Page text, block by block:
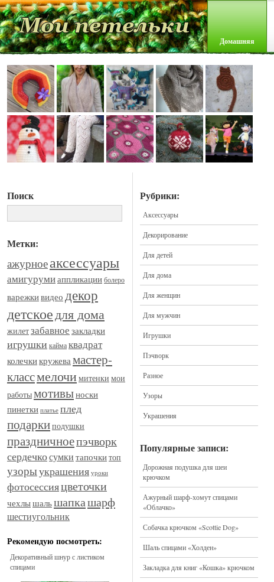
Домашняя
Поиск
Метки:
ажурноеаксессуары
амигурумиаппликацииболеро
варежкивидео декор
детскоедля дома
жилетзабавное закладки
игрушки каймаквадрат
колечкикружевамастер-
классмелочи митенки мои
работымотивыноски
пинетки платье плед
подаркиподушки
праздничноепэчворк
сердечкосумки тапочкитоп
узорыукрашения уроки
фотосессияцветочки
чехлышальшапкашарф
шестиугольник
Рекомендую посмотреть:
Декоративный шнур с листиком
спицами
Рубрики:
Аксессуары
Декорирование
Для детей
Для дома
Для женщин
Для мужчин
Игрушки
Пэчворк
Разное
Узоры
Украшения
Популярные записи:
Дорожная подушка для шеи
крючком
Ажурный шарф-хомут спицами
«Облачко»
Собачка крючком «Scottie Dog»
Шаль спицами «Холден»
Закладка для книг «Кошка» крючком